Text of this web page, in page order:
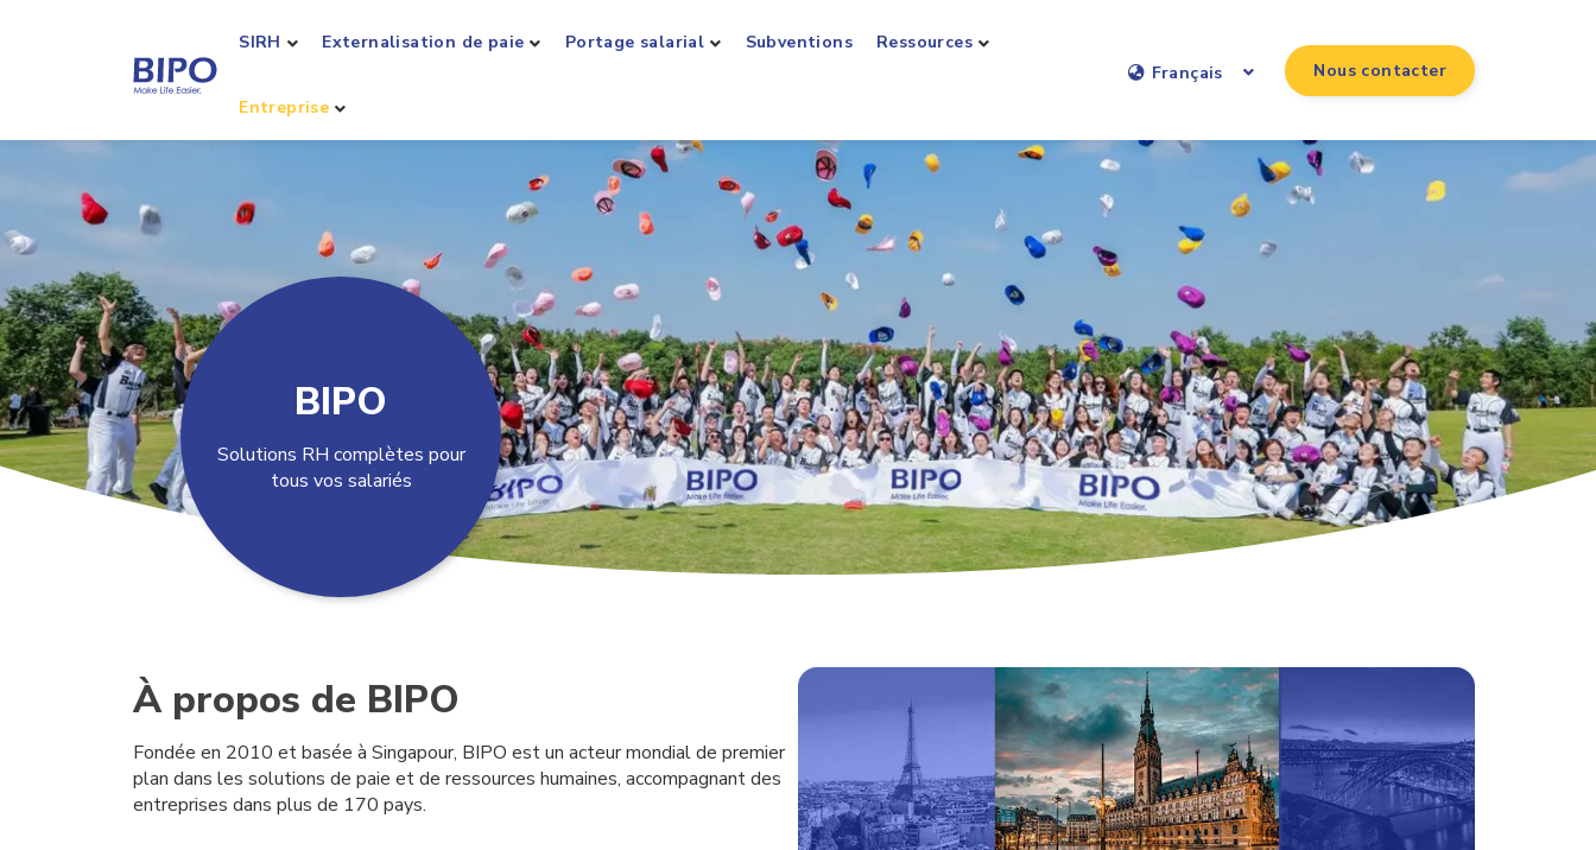
SIRH Externalisation de paie Portage salarial Subventions Ressources
Entreprise
Français Nous contacter
BIPO
Solutions RH complètes pour
tous vos salariés
À propos de BIPO
Fondée en 2010 et basée à Singapour, BIPO est un acteur mondial de premier
plan dans les solutions de paie et de ressources humaines, accompagnant des
entreprises dans plus de 170 pays.